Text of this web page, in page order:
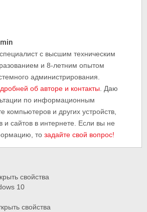
с высшим техническим
и 8-летним опытом
администрирования.
об авторе и контакты . Даю
по информационным
компьютеров и других устройств,
и сайтов в интернете. Если вы не
тозадайте свой вопрос!
свойства
10
свойства